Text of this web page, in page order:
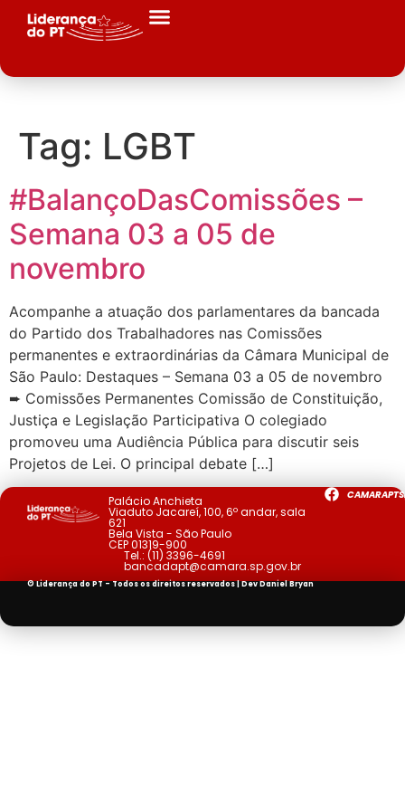
Tag: LGBT
#BalançoDasComissões –
Semana 03 a 05 de
novembro
Acompanhe a atuação dos parlamentares da bancada
do Partido dos Trabalhadores nas Comissões
permanentes e extraordinárias da Câmara Municipal de
São Paulo: Destaques – Semana 03 a 05 de novembro
➨ Comissões Permanentes Comissão de Constituição,
Justiça e Legislação Participativa O colegiado
promoveu uma Audiência Pública para discutir seis
Projetos de Lei. O principal debate […]
Palácio Anchieta
Viaduto Jacareí, 100, 6º andar, sala
621
Bela Vista - São Paulo
CEP 01319-900
Tel.: (11) 3396-4691
bancadapt@camara.sp.gov.br
© Liderança do PT - Todos os direitos reservados | DevDaniel Bryan